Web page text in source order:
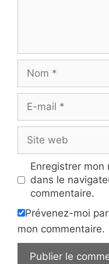
mail
web
Enregistrer
dans le
commentaire.
Prévenez-moi
mon commentaire.